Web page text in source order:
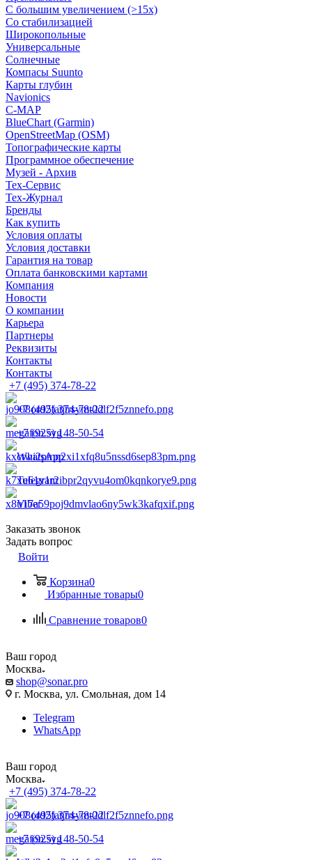
С большим увеличением (>15x)
Со стабилизацией
Широкопольные
Универсальные
Солнечные
Компасы Suunto
Карты глубин
Navionics
C-MAP
BlueChart (Garmin)
OpenStreetMap (OSM)
Топографические карты
Программное обеспечение
Музей - Архив
Tex-Сервис
Тех-Журнал
Бренды
Как купить
Условия оплаты
Условия доставки
Гарантия на товар
Оплата банковскими картами
Компания
Новости
О компании
Карьера
Партнеры
Реквизиты
Контакты
Контакты
+7 (495) 374-78-22
+7 (495) 374-78-22
+7 (925) 148-50-54
WhatsApp
Telegram
Viber
Заказать звонок
Задать вопрос
Войти
Корзина0
Избранные товары0
Сравнение товаров0
Ваш город
Москва
shop@sonar.pro
г. Москва, ул. Смольная, дом 14
Telegram
WhatsApp
Ваш город
Москва
+7 (495) 374-78-22
+7 (495) 374-78-22
+7 (925) 148-50-54